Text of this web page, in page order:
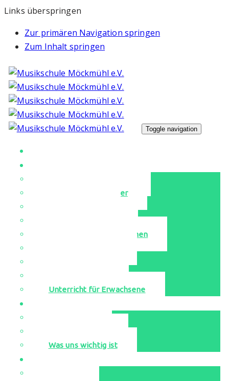
Links überspringen
Zur primären Navigation springen
Zum Inhalt springen
Toggle navigation
Instrumente & Fächer
Singen-Bewegen-Sprechen
Unterricht für Erwachsene
Was uns wichtig ist